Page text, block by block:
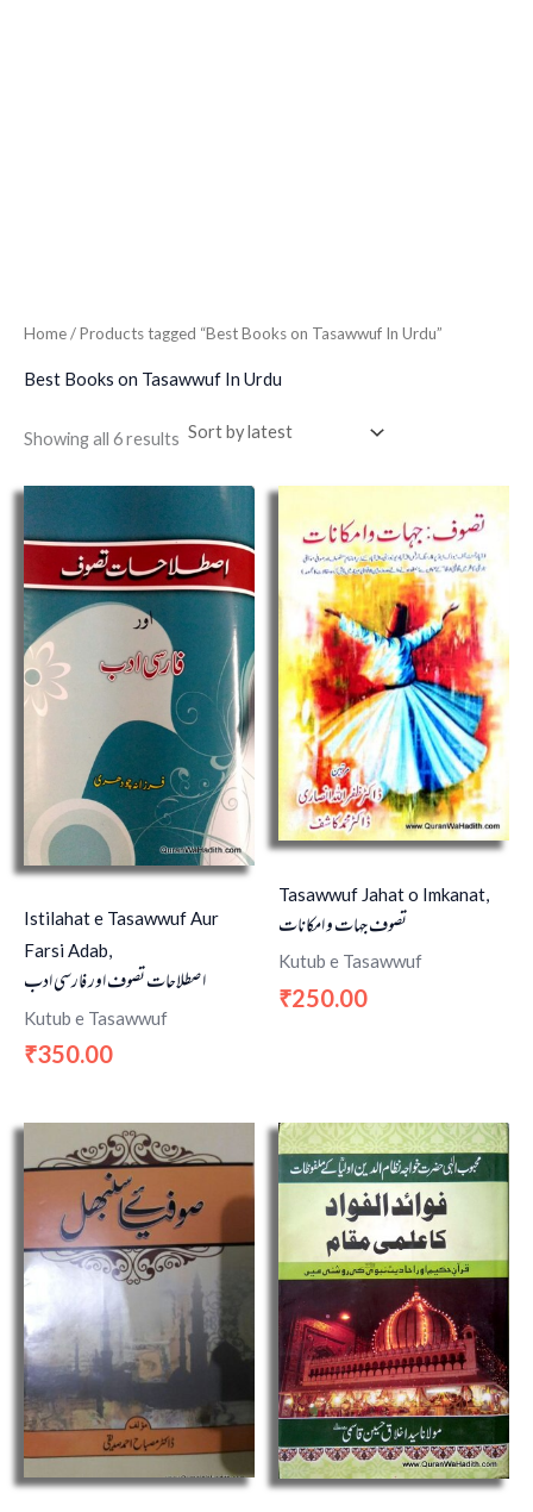
Home/ Products tagged “Best Books on Tasawwuf In Urdu”
Best Books on Tasawwuf In Urdu
Showing all 6 results
Istilahat e Tasawwuf Aur
Farsi Adab,
اصطلاحات تصوف اور فارسی ادب
Kutub e Tasawwuf
₹350.00
Tasawwuf Jahat o Imkanat,
تصوف جہات و امکانات
Kutub e Tasawwuf
₹250.00